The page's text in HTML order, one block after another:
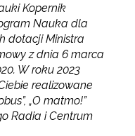
Kopernik
Nauka dla
dotacji Ministra
z dnia 6 marca
W roku 2023
realizowane
”, „O matmo!”
Radia i Centrum
najnowszymi